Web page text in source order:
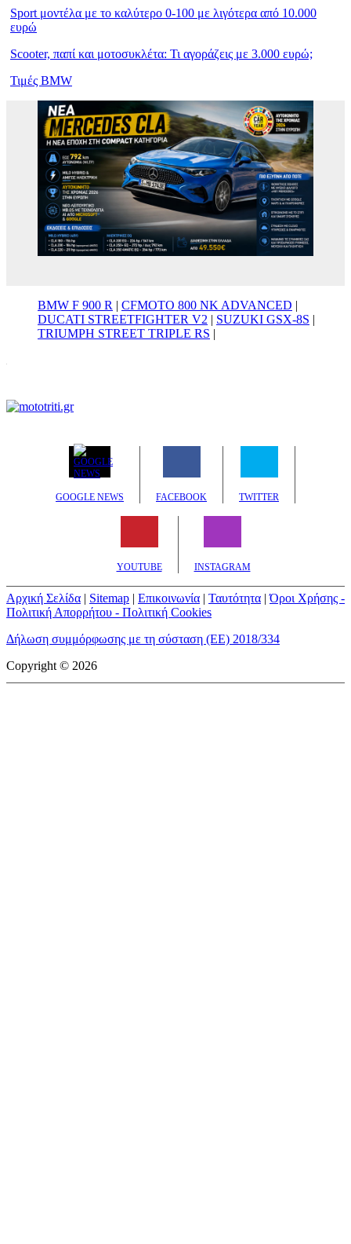
Sport μοντέλα με το καλύτερο 0-100 με λιγότερα από 10.000
ευρώ
Scooter, παπί και μοτοσυκλέτα: Τι αγοράζεις με 3.000 ευρώ;
Τιμές BMW
BMW F 900 R | CFMOTO 800 NK ADVANCED |
DUCATI STREETFIGHTER V2 | SUZUKI GSX-8S |
TRIUMPH STREET TRIPLE RS |
GOOGLE NEWS FACEBOOK TWITTER
YOUTUBE INSTAGRAM
Αρχική Σελίδα | Sitemap | Επικοινωνία | Ταυτότητα |Όροι Χρήσης -
Πολιτική Απορρήτου - Πολιτική Cookies
Δήλωση συμμόρφωσης με τη σύσταση (ΕΕ) 2018/334
Copyright © 2026